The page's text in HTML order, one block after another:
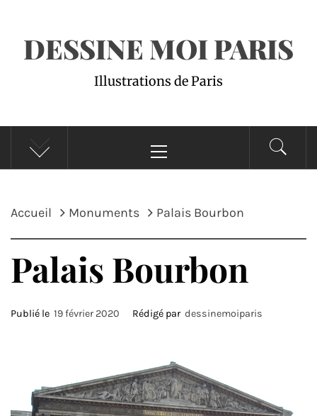
DESSINE MOI PARIS
Illustrations de Paris
principal
Accueil Monuments Palais Bourbon
Palais Bourbon
Publié le 19 février 2020 Rédigé par dessinemoiparis